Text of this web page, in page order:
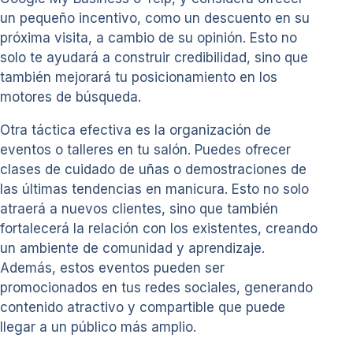
un pequeño incentivo, como un descuento en su
próxima visita, a cambio de su opinión. Esto no
solo te ayudará a construir credibilidad, sino que
también mejorará tu posicionamiento en los
motores de búsqueda.
Otra táctica efectiva es la organización de
eventos o talleres en tu salón. Puedes ofrecer
clases de cuidado de uñas o demostraciones de
las últimas tendencias en manicura. Esto no solo
atraerá a nuevos clientes, sino que también
fortalecerá la relación con los existentes, creando
un ambiente de comunidad y aprendizaje.
Además, estos eventos pueden ser
promocionados en tus redes sociales, generando
contenido atractivo y compartible que puede
llegar a un público más amplio.